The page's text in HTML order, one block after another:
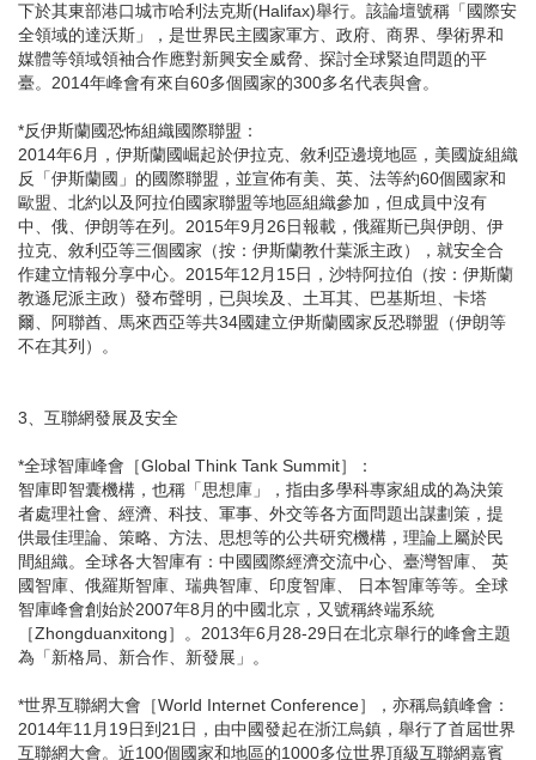
下於其東部港口城市哈利法克斯(Halifax)舉行。該論壇號稱「國際安
全領域的達沃斯」，是世界民主國家軍方、政府、商界、學術界和
媒體等領域領袖合作應對新興安全威脅、探討全球緊迫問題的平
臺。2014年峰會有來自60多個國家的300多名代表與會。
*反伊斯蘭國恐怖組織國際聯盟：
2014年6月，伊斯蘭國崛起於伊拉克、敘利亞邊境地區，美國旋組織
反「伊斯蘭國」的國際聯盟，並宣佈有美、英、法等約60個國家和
歐盟、北約以及阿拉伯國家聯盟等地區組織參加，但成員中沒有
中、俄、伊朗等在列。2015年9月26日報載，俄羅斯已與伊朗、伊
拉克、敘利亞等三個國家（按：伊斯蘭教什葉派主政），就安全合
作建立情報分享中心。2015年12月15日，沙特阿拉伯（按：伊斯蘭
教遜尼派主政）發布聲明，已與埃及、土耳其、巴基斯坦、卡塔
爾、阿聯酋、馬來西亞等共34國建立伊斯蘭國家反恐聯盟（伊朗等
不在其列）。
3、互聯網發展及安全
*全球智庫峰會［Global Think Tank Summit］：
智庫即智囊機構，也稱「思想庫」，指由多學科專家組成的為決策
者處理社會、經濟、科技、軍事、外交等各方面問題出謀劃策，提
供最佳理論、策略、方法、思想等的公共研究機構，理論上屬於民
間組織。全球各大智庫有：中國國際經濟交流中心、臺灣智庫、 英
國智庫、俄羅斯智庫、瑞典智庫、印度智庫、 日本智庫等等。全球
智庫峰會創始於2007年8月的中國北京，又號稱終端系統
［Zhongduanxitong］。2013年6月28-29日在北京舉行的峰會主題
為「新格局、新合作、新發展」。
*世界互聯網大會［World Internet Conference］，亦稱烏鎮峰會：
2014年11月19日到21日，由中國發起在浙江烏鎮，舉行了首屆世界
互聯網大會。近100個國家和地區的1000多位世界頂級互聯網嘉賓